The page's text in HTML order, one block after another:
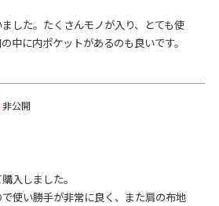
：高さ12cm、幅（大）11cm（小）6.5cm
ト：高さ21cm、幅21.5cm
表記はおおよその値となります。
含みます。
した。たくさんモノが入り、とても使
中に内ポケットがあるのも良いです。
非公開
入しました。
使い勝手が非常に良く、また肩の布地